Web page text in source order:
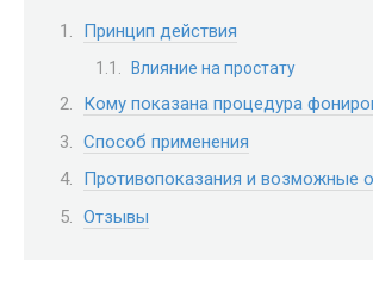
Принцип действия
Влияние на простату
Кому показана процедура
Способ применения
Противопоказания и возможные
Отзывы